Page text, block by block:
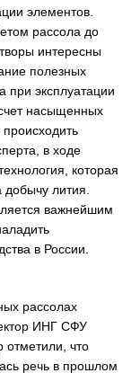
элементов.
рассола до
интересны
полезных
при эксплуатации
насыщенных
в ходе
которая
лития.
важнейшим
в России.
рассолах
ИНГ СФУ
что
речь в прошлом